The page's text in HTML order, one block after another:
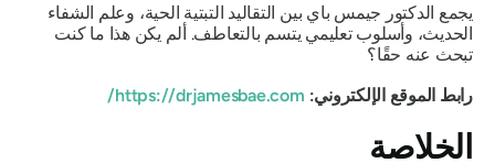
يجمع الدكتور جيمس باي بين التقاليد التبتية الحية، وعلم الشفاء
الحديث، وأسلوب تعليمي يتسم بالتعاطف. ألم يكن هذا ما كنت
تبحث عنه حقًا؟
رابط الموقع الإلكتروني: https://drjamesbae.com/
الخلاصة